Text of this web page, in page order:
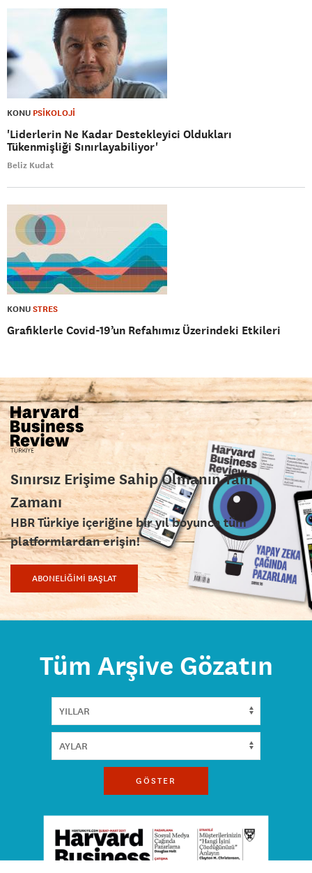
KONU PSİKOLOJİ
'Liderlerin Ne Kadar Destekleyici Oldukları
Tükenmişliği Sınırlayabiliyor'
Beliz Kudat
KONUSTRES
Grafiklerle Covid-19’un Refahımız Üzerindeki Etkileri
Sınırsız Erişime Sahip Olmanın Tam
Zamanı
HBR Türkiye içeriğine bir yıl boyunca tüm
platformlardan erişin!
ABONELİĞİMİ BAŞLAT
Tüm Arşive Gözatın
GÖSTER